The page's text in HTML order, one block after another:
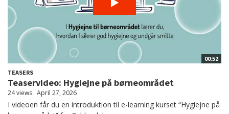
00:52
TEASERS
Teaservideo: Hygiejne på børneområdet
24 views April 27, 2026
I videoen får du en introduktion til e-learning kurset “Hygiejne på